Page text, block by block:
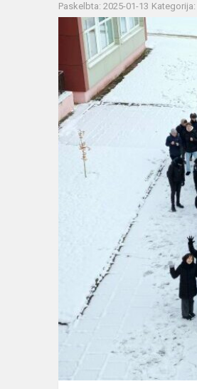
Paskelbta: 2025-01-13 Kategorija: